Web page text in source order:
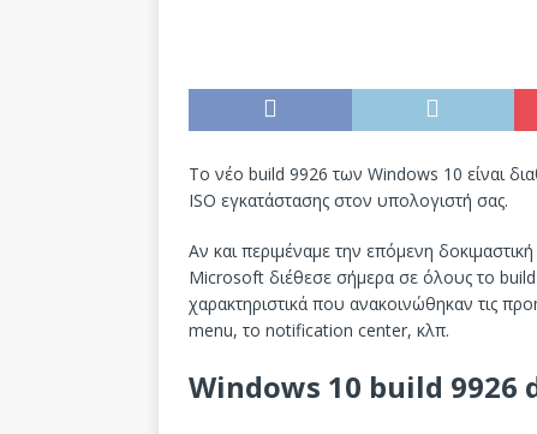
Το νέο build 9926 των Windows 10 είναι
ISO εγκατάστασης στον υπολογιστή σας.
Αν και περιμέναμε την επόμενη
Microsoft διέθεσε σήμερα σε όλους το
χαρακτηριστικά που ανακοινώθηκαν τις
menu, το notification center, κλπ.
Windows 10 build